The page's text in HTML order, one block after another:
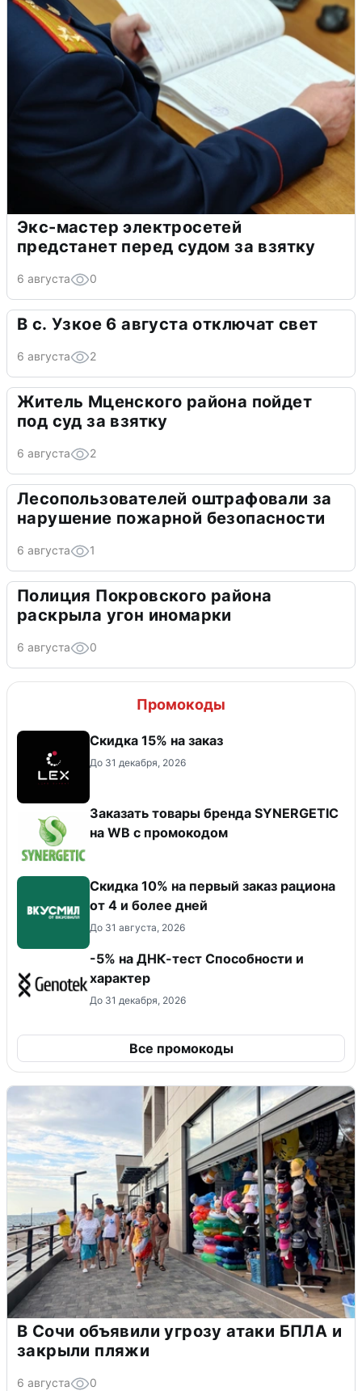
Экс-мастер электросетей
предстанет перед судом за взятку
6 августа 0
В с. Узкое 6 августа отключат свет
6 августа 2
Житель Мценского района пойдет
под суд за взятку
6 августа 2
Лесопользователей оштрафовали за
нарушение пожарной безопасности
6 августа 1
Полиция Покровского района
раскрыла угон иномарки
6 августа 0
Промокоды
Скидка 15% на заказ
До 31 декабря, 2026
Заказать товары бренда SYNERGETIC
на WB с промокодом
Скидка 10% на первый заказ рациона
от 4 и более дней
До 31 августа, 2026
-5% на ДНК-тест Способности и
характер
До 31 декабря, 2026
Все промокоды
В Сочи объявили угрозу атаки БПЛА и
закрыли пляжи
6 августа 0